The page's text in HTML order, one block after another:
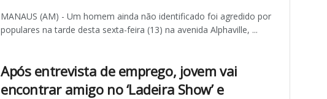
MANAUS (AM) - Um homem ainda não identificado foi agredido por
populares na tarde desta sexta-feira (13) na avenida Alphaville, ...
Após entrevista de emprego, jovem vai
encontrar amigo no ‘Ladeira Show’ e